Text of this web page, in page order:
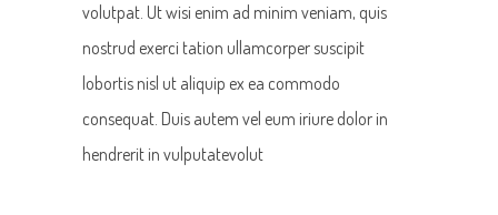
volutpat. Ut wisi enim ad minim veniam, quis
nostrud exerci tation ullamcorper suscipit
lobortis nisl ut aliquip ex ea commodo
consequat. Duis autem vel eum iriure dolor in
hendrerit in vulputatevolut